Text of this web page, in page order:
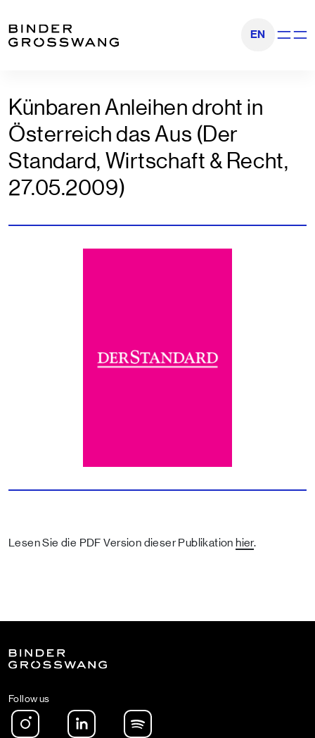
EN
Künbaren Anleihen droht in
Österreich das Aus (Der
Standard, Wirtschaft & Recht,
27.05.2009)
Lesen Sie die PDF Version dieser Publikation hier.
Follow us
Instagram LinkedIn